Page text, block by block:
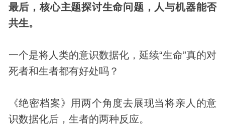
最后，核心主题探讨生命问题，人与机器能否
共生。
一个是将人类的意识数据化，延续“生命”真的对
死者和生者都有好处吗？
《绝密档案》用两个角度去展现当将亲人的意
识数据化后，生者的两种反应。